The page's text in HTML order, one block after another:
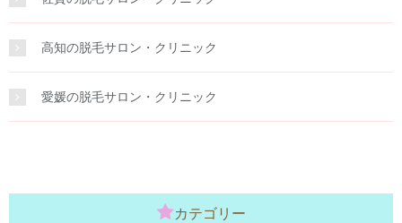
高知の脱毛サロン・クリニック
愛媛の脱毛サロン・クリニック
カテゴリー